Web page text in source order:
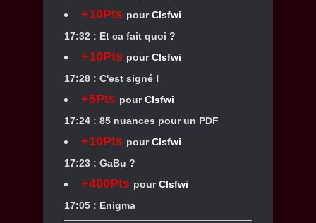
+10Pts pourClsfwi
17:32 : Et ca fait quoi ?
+10Pts pourClsfwi
17:28 : C'est signé !
+5Pts pourClsfwi
17:24 : 85 nuances pour un PDF
+10Pts pourClsfwi
17:23 : GaBu ?
+400Pts pourClsfwi
17:05 : Enigma